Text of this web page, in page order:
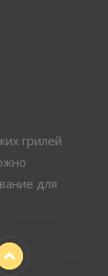
грилей
для